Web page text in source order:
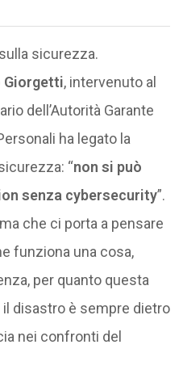
sicurezza.
, intervenuto al
dell’Autorità Garante
ha legato la
“non si può
senza cybersecurity”.
che ci porta a pensare
funziona una cosa,
per quanto questa
disastro è sempre dietro
nei confronti del